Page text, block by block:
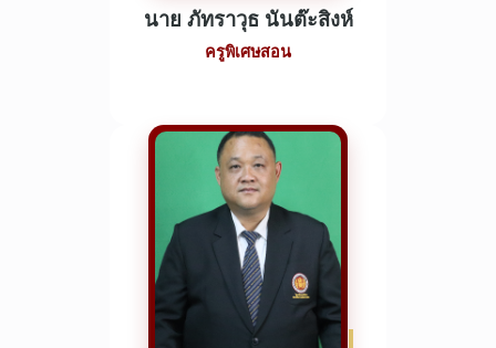
นาย ภัทราวุธ นันต๊ะสิงห์
ครูพิเศษสอน